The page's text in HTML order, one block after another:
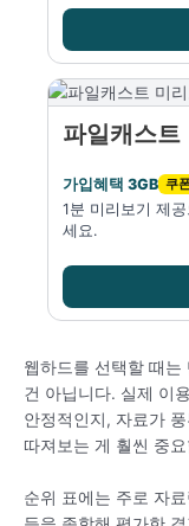
파일캐스트
가입혜택 3GB 쿠
1분 미리보기 제
세요.
웹하드를 선택할 때는
건 아닙니다. 실제 이
안정적인지, 자료가
따져보는 게 훨씬 중
순위 표에는 주로 자